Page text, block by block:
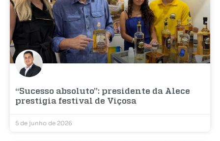
“Sucesso absoluto”: presidente da Alece
prestigia festival de Viçosa
5 de junho de 2026